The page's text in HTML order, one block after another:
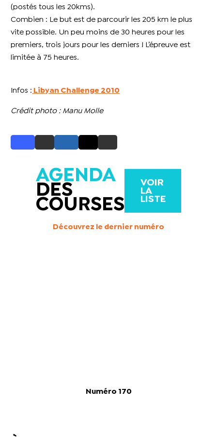
(postés tous les 20kms).
Combien : Le but est de parcourir les 205 km le plus
vite possible. Un peu moins de 30 heures pour les
premiers, trois jours pour les derniers ! L’épreuve est
limitée à 75 heures.
Infos : Libyan Challenge 2010
Crédit photo : Manu Molle
AGENDA
DES
COURSES
VOIR
LA
LISTE
Découvrez le dernier numéro
Numéro 170